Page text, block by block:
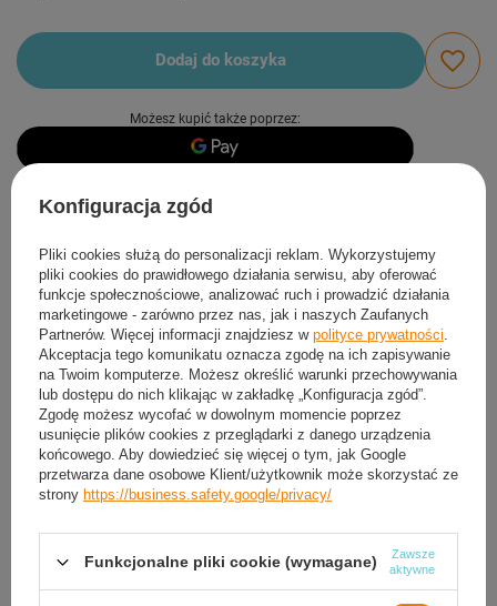
Dodaj do koszyka
Możesz kupić także poprzez:
Produkt dostępny Wysyłka
30
dni na łatwy zwrot
Sprawdź, w którym sklepie obejrzysz i kupisz od ręki
Bezpieczne zakupy
Darmowa dostawa do paczkomatu lub punktu
odbioru
Smile - dostawy ze sklepów internetowych przy zamówieniu od50,00 zł
darmoWięcej informacji.
Konfiguracja zgód
Pliki cookies służą do personalizacji reklam. Wykorzystujemy
pliki cookies do prawidłowego działania serwisu, aby oferować
funkcje społecznościowe, analizować ruch i prowadzić działania
marketingowe - zarówno przez nas, jak i naszych Zaufanych
Partnerów. Więcej informacji znajdziesz w polityce prywatności
Akceptacja tego komunikatu oznacza zgodę na ich zapisywanie
na Twoim komputerze. Możesz określić warunki przechowywania
lub dostępu do nich klikając w zakładkę „Konfiguracja zgód”.
Zgodę możesz wycofać w dowolnym momencie poprzez
usunięcie plików cookies z przeglądarki z danego urządzenia
końcowego. Aby dowiedzieć się więcej o tym, jak Google
przetwarza dane osobowe Klient/użytkownik może skorzystać ze
strony https://business.safety.google/privacy/
Funkcjonalne pliki cookie (wymagane)
Zawsze
aktywne